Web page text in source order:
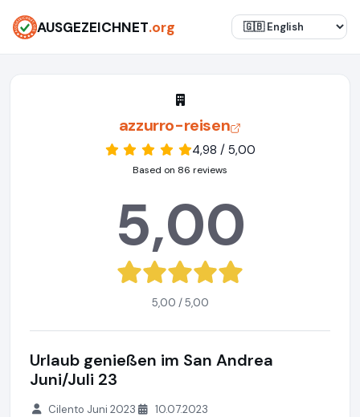
AUSGEZEICHNET.org
azzurro-reisen
4,98 / 5,00
Based on 86 reviews
5,00
5,00 / 5,00
Urlaub genießen im San Andrea
Juni/Juli 23
Cilento Juni 2023 10.07.2023